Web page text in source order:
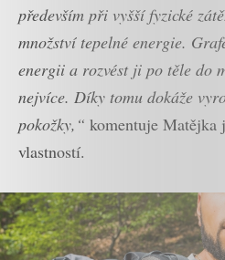
především při vyšší fyzické
množství tepelné energie.
energii a rozvést ji po těle do
nejvíce. Díky tomu dokáže
pokožky,“ komentuje Matějka
vlastností.